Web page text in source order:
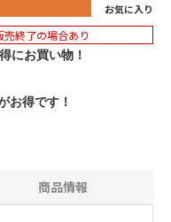
お気に入り
終了の場合あり
にお買い物！
お得です！
商品情報